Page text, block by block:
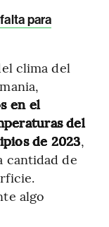
para
clima del
en el
del
de 2023,
cantidad de
algo